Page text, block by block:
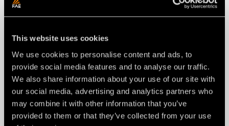
This website uses cookies
We use cookies to personalise content and ads, to
provide social media features and to analyse our traffic.
We also share information about your use of our site with
our social media, advertising and analytics partners who
may combine it with other information that you’ve
provided to them or that they’ve collected from your use